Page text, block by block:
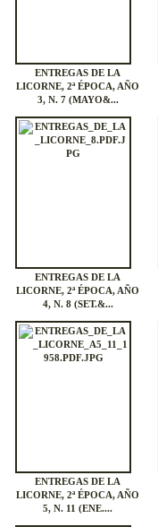
ENTREGAS DE LA
LICORNE, 2ª ÉPOCA, AÑO
3, N. 7 (MAYO&...
ENTREGAS DE LA
LICORNE, 2ª ÉPOCA, AÑO
4, N. 8 (SET.&...
ENTREGAS DE LA
LICORNE, 2ª ÉPOCA, AÑO
5, N. 11 (ENE....